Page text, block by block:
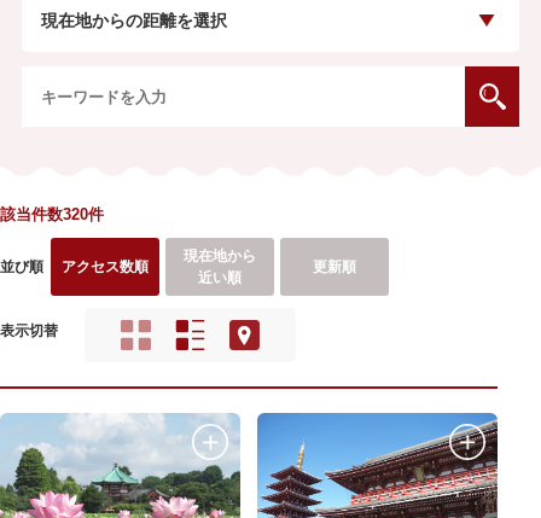
現在地からの距離を選択
該当件数320件
並び順 アクセス数順
現在地から
近い順
更新順
表示切替